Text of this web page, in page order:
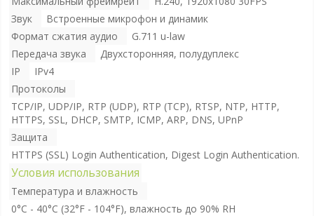
Звук
Встроенные микрофон и динамик
Формат сжатия аудио
G.711 u-law
Передача звука
Двухсторонняя, полудуплекс
IP
IPv4
Протоколы
TCP/IP, UDP/IP, RTP (UDP), RTP (TCP), RTSP, NTP, HTTP,
HTTPS, SSL, DHCP, SMTP, ICMP, ARP, DNS, UPnP
Защита
HTTPS (SSL) Login Authentication, Digest Login Authentication.
Условия использования
Температура и влажность
0°C - 40°C (32°F - 104°F), влажность до 90% RH